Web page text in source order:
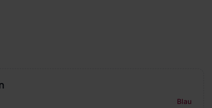
Blau